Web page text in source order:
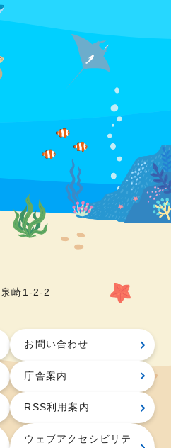
崎1-2-2
お問い合わせ
庁舎案内
RSS利用案内
ウェブアクセシビリテ